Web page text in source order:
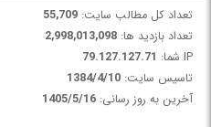
تعداد کل مطالب سایت: 55,709
تعداد بازدید ها: 2,998,013,098
IP شما:
79.127.127.71
تاسیس سایت: 1384/4/10
آخرین به روز رسانی: 1405/5/16